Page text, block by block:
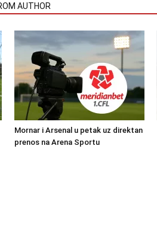
AUTHOR
Mornar i Arsenal u petak uz direktan
prenos na Arena Sportu